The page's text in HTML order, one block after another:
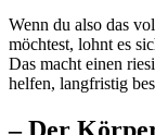
Wenn⁢ du also das
möchtest, lohnt es
Das macht einen
helfen, ⁣langfristig⁣